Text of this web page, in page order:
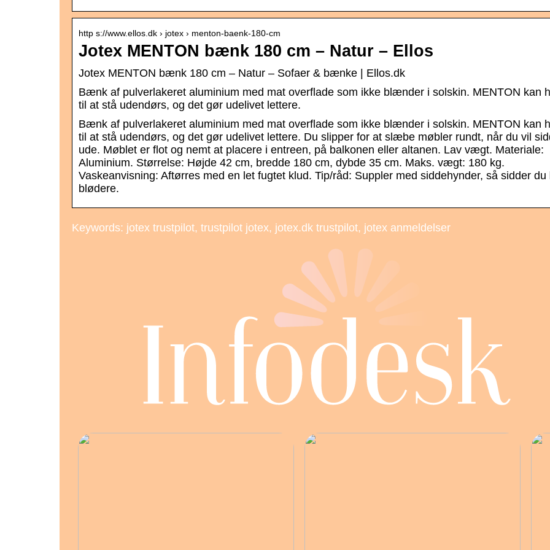
http s://www.ellos.dk › jotex › menton-baenk-180-cm
Jotex MENTON bænk 180 cm – Natur – Ellos
Jotex MENTON bænk 180 cm – Natur – Sofaer & bænke | Ellos.dk
Bænk af pulverlakeret aluminium med mat overflade som ikke blænder i solskin. MENTON kan
til at stå udendørs, og det gør udelivet lettere.
Bænk af pulverlakeret aluminium med mat overflade som ikke blænder i solskin. MENTON kan
til at stå udendørs, og det gør udelivet lettere. Du slipper for at slæbe møbler rundt, når du vil
ude. Møblet er flot og nemt at placere i entreen, på balkonen eller altanen. Lav vægt. Materiale:
Aluminium. Størrelse: Højde 42 cm, bredde 180 cm, dybde 35 cm. Maks. vægt: 180 kg.
Vaskeanvisning: Aftørres med en let fugtet klud. Tip/råd: Suppler med siddehynder, så sidder du
blødere.
Keywords: jotex trustpilot, trustpilot jotex, jotex.dk trustpilot, jotex anmeldelser